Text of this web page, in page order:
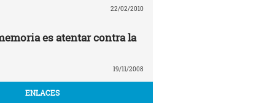
22/02/2010
es atentar contra la
19/11/2008
ENLACES